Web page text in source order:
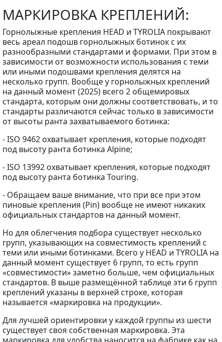
МАРКИРОВКА КРЕПЛЕНИЙ:
Горнолыжные крепления HEAD и TYROLIA покрывают
весь ареал подошв горнолыжных ботинок с их
разнообразными стандартами и формами. При этом в
зависимости от возможности использования с теми
или иными подошвами крепления делятся на
несколько групп. Вообще у горнолыжных креплений
на данный момент (2025) всего 2 общемировых
стандарта, которым они должны соответствовать, и то
стандарты различаются сейчас только в зависимости
от высоты ранта захватываемого ботинка:
- ISO 9462 охватывает крепления, которые подходят
под высоту ранта ботинка Alpine;
- ISO 13992 охватывает крепления, которые подходят
под высоту ранта ботинка Touring.
- Обращаем ваше внимание, что при все при этом
пиновые крепления (Pin) вообще не имеют никаких
официальных стандартов на данный момент.
Но для облегчения подбора существует несколько
групп, указывающих на совместимость креплений с
теми или иными ботинками. Всего у HEAD и TYROLIA на
данный момент существует 6 групп, то есть групп
«совместимости» заметно больше, чем официальных
стандартов. В выше размещённой таблице эти 6 групп
креплений указаны в верхней строке, которая
называется «маркировка на продукции».
Для лучшей ориентировки у каждой группы из шести
существует своя собственная маркировка. Эта
маркировка для удобства наносится на фабрике как на